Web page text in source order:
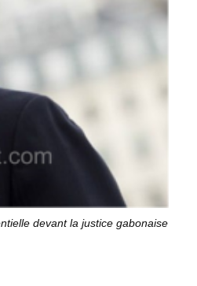
devant la justice gabonaise